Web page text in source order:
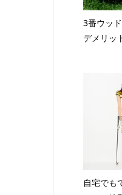
3番ウッ
デメリッ
自宅でも